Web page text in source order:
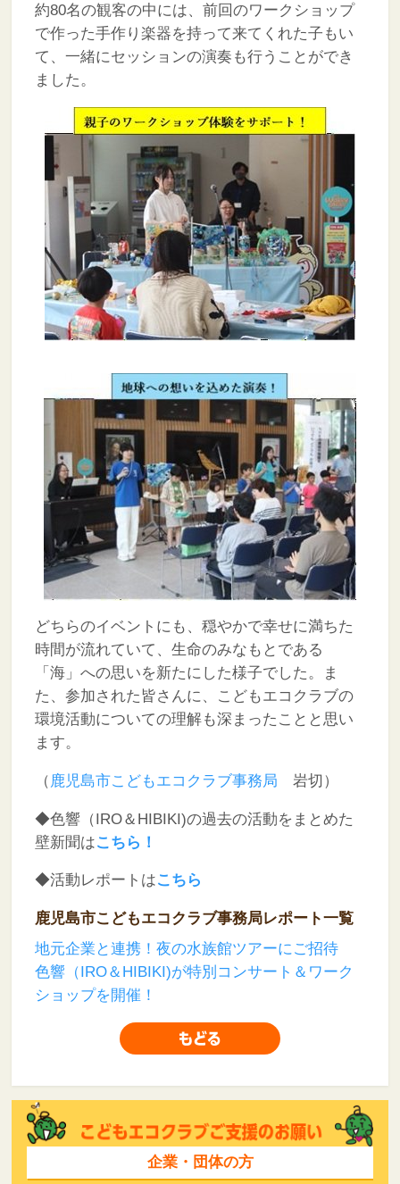
約80名の観客の中には、前回のワークショップ
で作った手作り楽器を持って来てくれた子もい
て、一緒にセッションの演奏も行うことができ
ました。
どちらのイベントにも、穏やかで幸せに満ちた
時間が流れていて、生命のみなもとである
「海」への思いを新たにした様子でした。ま
た、参加された皆さんに、こどもエコクラブの
環境活動についての理解も深まったことと思い
ます。
（ 鹿児島市こどもエコクラブ事務局 岩切）
◆色響（IRO＆HIBIKI)の過去の活動をまとめた
壁新聞はこちら！
◆活動レポートはこちら
鹿児島市こどもエコクラブ事務局レポート一覧
地元企業と連携！夜の水族館ツアーにご招待
色響（IRO＆HIBIKI)が特別コンサート＆ワーク
ショップを開催！
企業・団体の方